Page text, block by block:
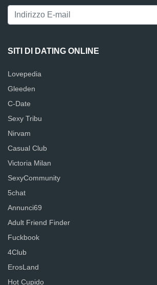
SITI DI DATING ONLINE
Lovepedia
Gleeden
C-Date
Sexy Tribu
Nirvam
Casual Club
Victoria Milan
SexyCommunity
5chat
Annunci69
Adult Friend Finder
Fuckbook
4Club
ErosLand
Hot Cupido